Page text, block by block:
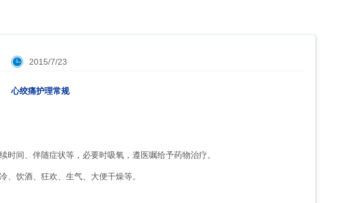
2015/7/23
心绞痛护理常规
间、伴随症状等，必要时吸氧，遵医嘱给予药物治疗。
、饮酒、狂欢、生气、大便干燥等。